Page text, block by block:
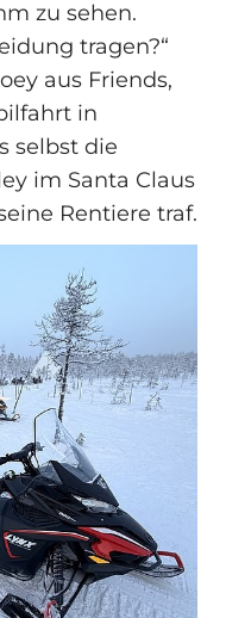
zu sehen.
tragen?“
aus Friends,
in
selbst die
im Santa Claus
Rentiere traf.